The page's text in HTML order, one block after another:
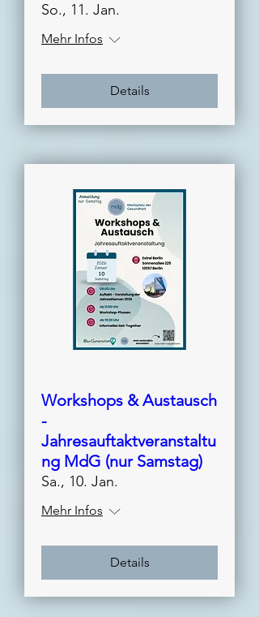
So., 11. Jan.
Mehr Infos
Details
Workshops & Austausch
-
Jahresauftaktveranstaltu
ng MdG (nur Samstag)
Sa., 10. Jan.
Mehr Infos
Details